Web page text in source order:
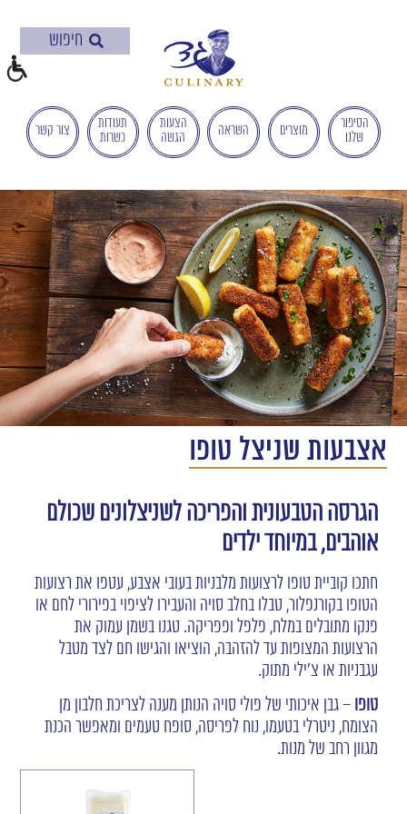
הישראלי
לְהַנְגָּשָׁת
אָתָרִים".
הַמְּסַיַּעַת
לִנְגִישׁוּת
הָאֲתָר.
לִפְתִיחַת
תַּפְרִיט
הֵנְּגִישׁוּת
לְחַץ
ALT+0
הסיפור
שלנו
מוצרים השראה
הצעות
הגשה
תעודות
כשרות
צור קשר
אצבעות שניצל טופו
הגרסה הטבעונית והפריכה לשניצלונים שכולם
אוהבים, במיוחד ילדים
חתכו קוביית טופו לרצועות מלבניות בעובי אצבע, עטפו את רצועות
הטופו בקורנפלור, טבלו בחלב סויה והעבירו לציפוי בפירורי לחם או
פנקו מתובלים במלח, פלפל ופפריקה. טגנו בשמן עמוק את
הרצועות המצופות עד להזהבה, הוציאו והגישו חם לצד מטבל
עגבניות או צ'ילי מתוק.
טופו – גבן איכותי של פולי סויה הנותן מענה לצריכת חלבון מן
הצומח, ניטרלי בטעמו, נוח לפריסה, סופח טעמים ומאפשר הכנת
מגוון רחב של מנות.